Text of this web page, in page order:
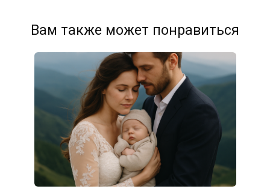
Вам также может понравиться